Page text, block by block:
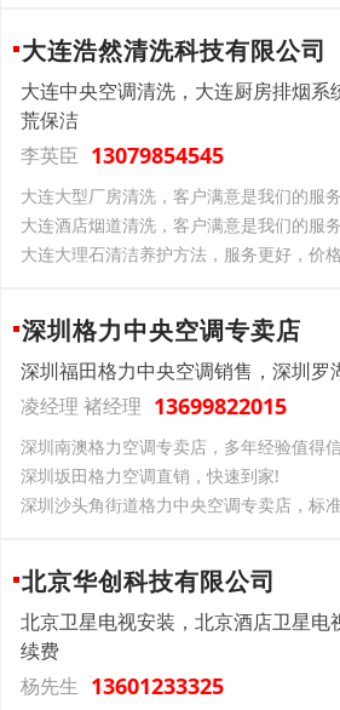
大连浩然清洗科技有限公司
大连中央空调清洗，大连厨房排烟系
荒保洁
李英臣 13079854545
大连大型厂房清洗，客户满意是我们的服
大连酒店烟道清洗，客户满意是我们的服
大连大理石清洁养护方法，服务更好，价
深圳格力中央空调专卖店
深圳福田格力中央空调销售，深圳罗
凌经理 褚经理 13699822015
深圳南澳格力空调专卖店，多年经验值得
深圳坂田格力空调直销，快速到家!
深圳沙头角街道格力中央空调专卖店，标
北京华创科技有限公司
北京卫星电视安装，北京酒店卫星电
续费
杨先生 13601233325